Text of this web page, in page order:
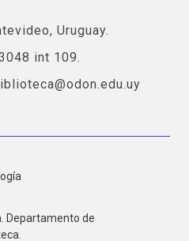
Uruguay.
int 109.
Departamento de